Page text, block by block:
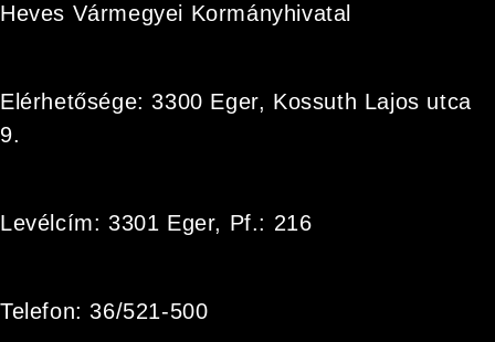
Heves Vármegyei Kormányhivatal
Elérhetősége: 3300 Eger, Kossuth Lajos utca
9.
Levélcím: 3301 Eger, Pf.: 216
Telefon: 36/521-500